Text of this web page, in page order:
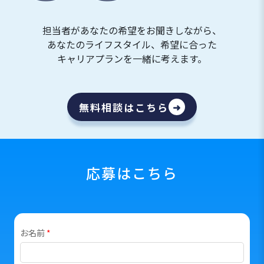
担当者があなたの希望をお聞きしながら、
あなたのライフスタイル、希望に合った
キャリアプランを一緒に考えます。
無料相談はこちら ➜
応募はこちら
お名前 *